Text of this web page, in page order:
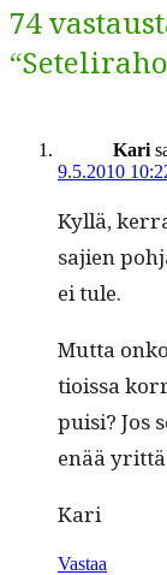
74
Kari
9.5.2010
Kyl­lä,
sajien
ei tule.
Mut­ta
tiois­sa
puisi? Jos
enää
Kari
Vastaa